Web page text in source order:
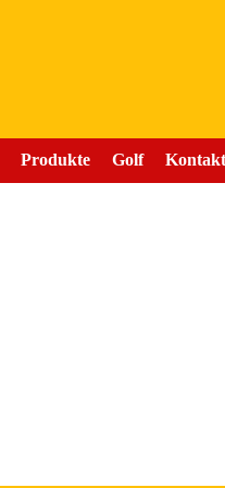
Produkte Golf Kontakt